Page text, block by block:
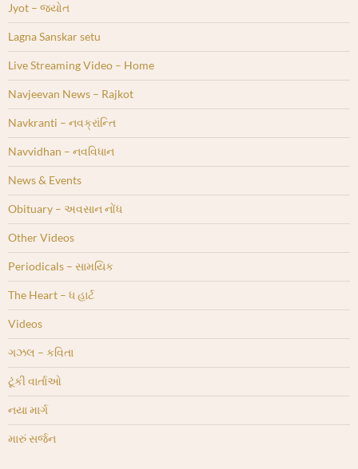
Jyot – જ્યોત
Lagna Sanskar setu
Live Streaming Video – Home
Navjeevan News – Rajkot
Navkranti – નવક્રાંન્તિ
Navvidhan – નવવિધાન
News & Events
Obituary – અવસાન નોંધ
Other Videos
Periodicals – સામયિક
The Heart – ધ હાર્ટ
Videos
ગઝલ – કવિતા
ટૂંકી વાર્તાઓ
નયા માર્ગ
મારું સર્જન